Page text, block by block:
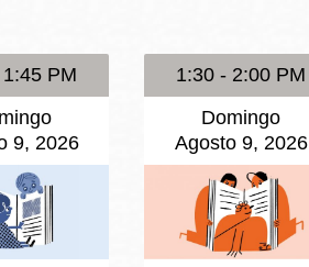
Bibliotecas
Ambulantes
PM
9, 2026
1:30 - 2:00 PM
Domingo
Agosto 9, 2026